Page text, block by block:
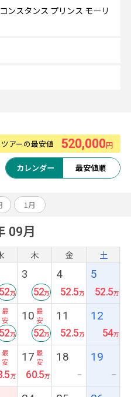
ロをホテルチェックアウト時に
くこととなります。なお、本
のお子様には適用されませ
コンスタンス プリンス モーリ
アーの最安値 520,000円
カレンダー 最安値順
1月
09月
木 金 土
最
安
3
最
安
52
4
52.5
5
52.5
最
安
10
最
安
52
11
52.5
12
54
17
60.5
18
ー
19
ー